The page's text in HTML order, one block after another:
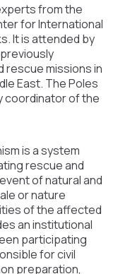
from the
for International
It is attended by
rescue missions in
East. The Poles
coordinator of the
is a system
rescue and
of natural and
or nature
of the affected
an institutional
participating
for civil
preparation,